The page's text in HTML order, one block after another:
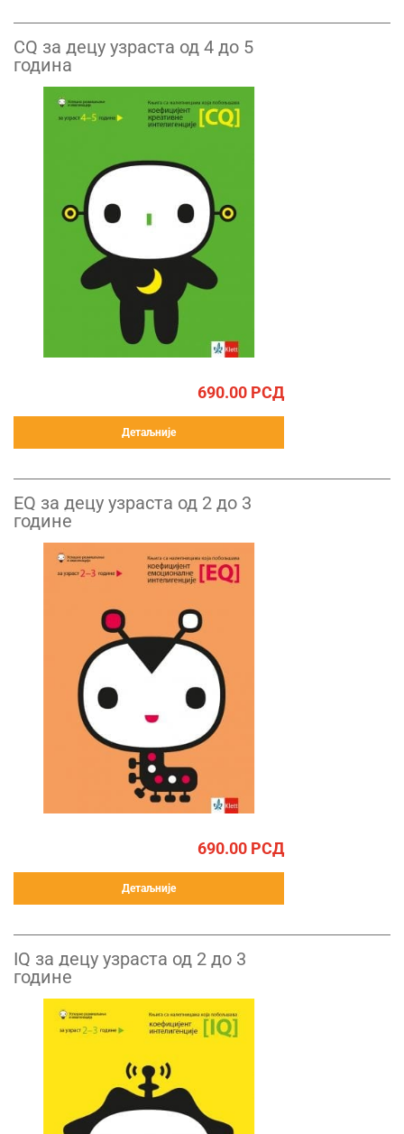
CQ за децу узраста од 4 до 5
година
690.00 РСД
Детаљније
EQ за децу узраста од 2 до 3
године
690.00 РСД
Детаљније
IQ за децу узраста од 2 до 3
године